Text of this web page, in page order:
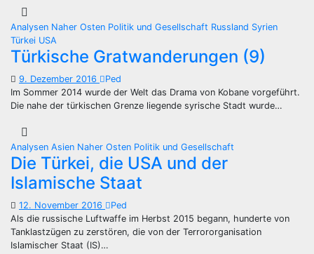
Analysen Naher Osten Politik und Gesellschaft Russland Syrien
Türkei USA
Türkische Gratwanderungen (9)
9. Dezember 2016
Ped
Im Sommer 2014 wurde der Welt das Drama von Kobane vorgeführt.
Die nahe der türkischen Grenze liegende syrische Stadt wurde…
Analysen Asien Naher Osten Politik und Gesellschaft
Die Türkei, die USA und der
Islamische Staat
12. November 2016
Ped
Als die russische Luftwaffe im Herbst 2015 begann, hunderte von
Tanklastzügen zu zerstören, die von der Terrororganisation
Islamischer Staat (IS)…